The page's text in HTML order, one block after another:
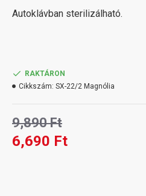
Autoklávban sterilizálható.
6,690 Ft
9,890 Ft
RAKTÁRON
Cikkszám: SX-22/2 Magnólia